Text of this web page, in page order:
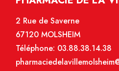
2 Rue de Saverne
67120 MOLSHEIM
Téléphone: 03.88.38.14.38